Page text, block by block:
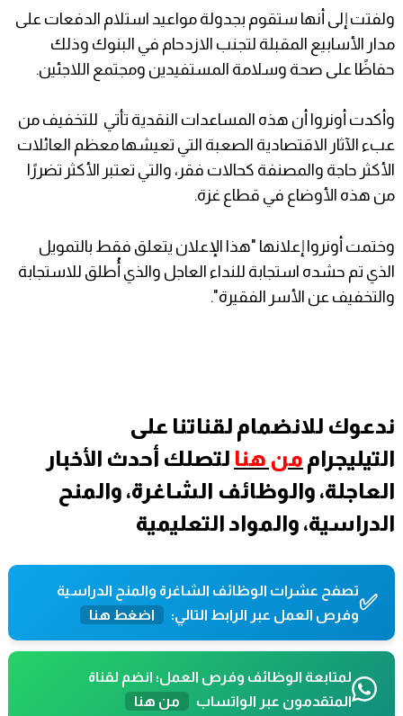
ولفتت إلى أنها ستقوم بجدولة مواعيد استلام الدفعات على
مدار الأسابيع المقبلة لتجنب الازدحام في البنوك وذلك
حفاظًا على صحة وسلامة المستفيدين ومجتمع اللاجئين.
وأكدت أونروا أن هذه المساعدات النقدية تأتي للتخفيف من
عبء الآثار الاقتصادية الصعبة التي تعيشها معظم العائلات
الأكثر حاجة والمصنفة كحالات فقر، والتي تعتبر الأكثر تضررًا
من هذه الأوضاع في قطاع غزة.
وختمت أونروا إعلانها "هذا الإعلان يتعلق فقط بالتمويل
الذي تم حشده استجابة للنداء العاجل والذي أُطلق للاستجابة
والتخفيف عن الأسر الفقيرة".
ندعوك للانضمام لقناتنا على
التيليجرام من هنا لتصلك أحدث الأخبار
العاجلة، والوظائف الشاغرة، والمنح
الدراسية، والمواد التعليمية
✅تصفح عشرات الوظائف الشاغرة والمنح الدراسية
وفرص العمل عبر الرابط التالي:
اضغط هنا
لمتابعة الوظائف وفرص العمل؛ انضم لقناة
المتقدمون عبر الواتساب
من هنا